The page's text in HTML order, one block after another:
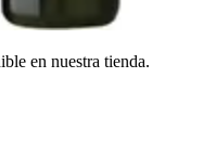
en nuestra tienda.